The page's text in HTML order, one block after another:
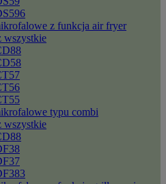
z funkcja air fryer
wszystkie
typu combi
wszystkie